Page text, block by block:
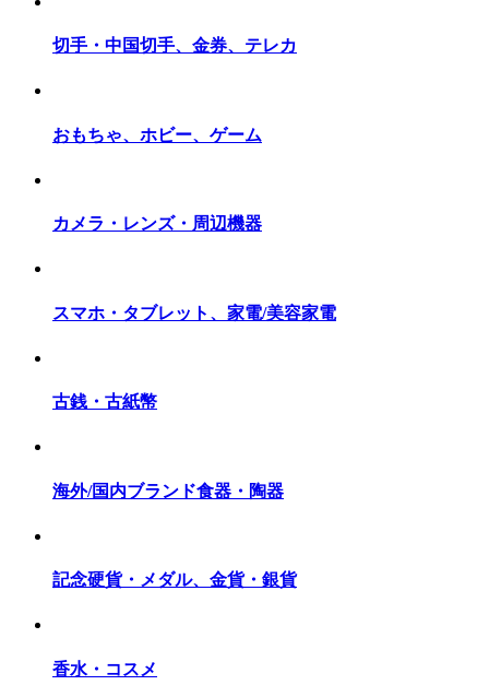
切手・中国切手、金券、テレカ
おもちゃ、ホビー、ゲーム
カメラ・レンズ・周辺機器
スマホ・タブレット、家電/美容家電
古銭・古紙幣
海外/国内ブランド食器・陶器
記念硬貨・メダル、金貨・銀貨
香水・コスメ